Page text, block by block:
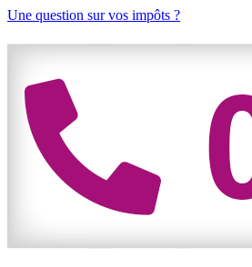
Une question sur vos impôts ?